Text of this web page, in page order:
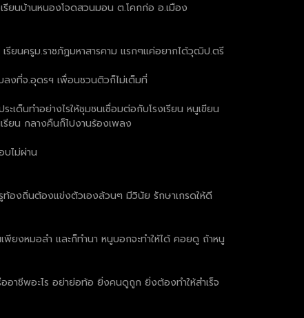
รียนบ้านหนองโจดสวนมอน ต.โคกก่อ อ.เมือง
ยนครูม.ราชภัฏมหาสารคาม แรกๆแค่อยากได้วุฒิป.ตรี
งที่จ.อุดรฯ เพื่อนชวนติวก็ไม่เต็มที่
เด็นทำอย่างไรให้ชุมชนเชื่อมต่อกับโรงเรียน หนูเขียน
ยน กลางคืนก็ไปงานร้องเพลง
ไม่ผ่าน
ท้องถิ่นต้องแข่งตัวเองล้วนๆ มีวินัย รักษาเกรดให้ดี
พียงหมอลำ และก็ทำนา หนูบอกจะทำให้ได้ คอยดู ถ้าหนู
าชีพอะไร อย่าย่อท้อ ยิ่งคนดูถูก ยิ่งต้องทำให้สำเร็จ